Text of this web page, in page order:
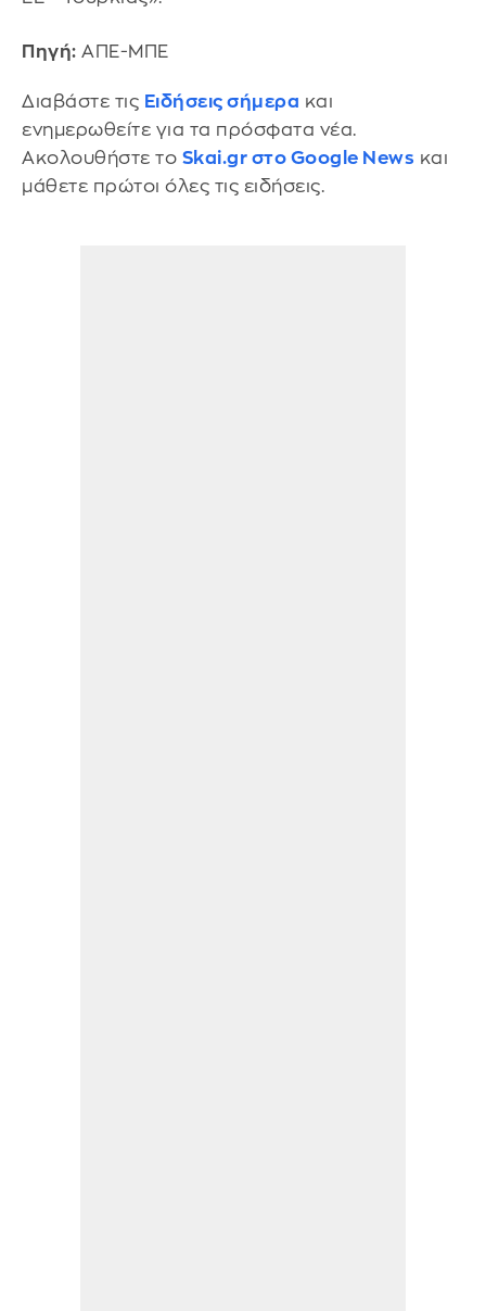
Πηγή: ΑΠΕ-ΜΠΕ
Διαβάστε τις Ειδήσεις σήμερα και
ενημερωθείτε για τα πρόσφατα νέα.
Ακολουθήστε το Skai.gr στο Google News και
μάθετε πρώτοι όλες τις ειδήσεις.